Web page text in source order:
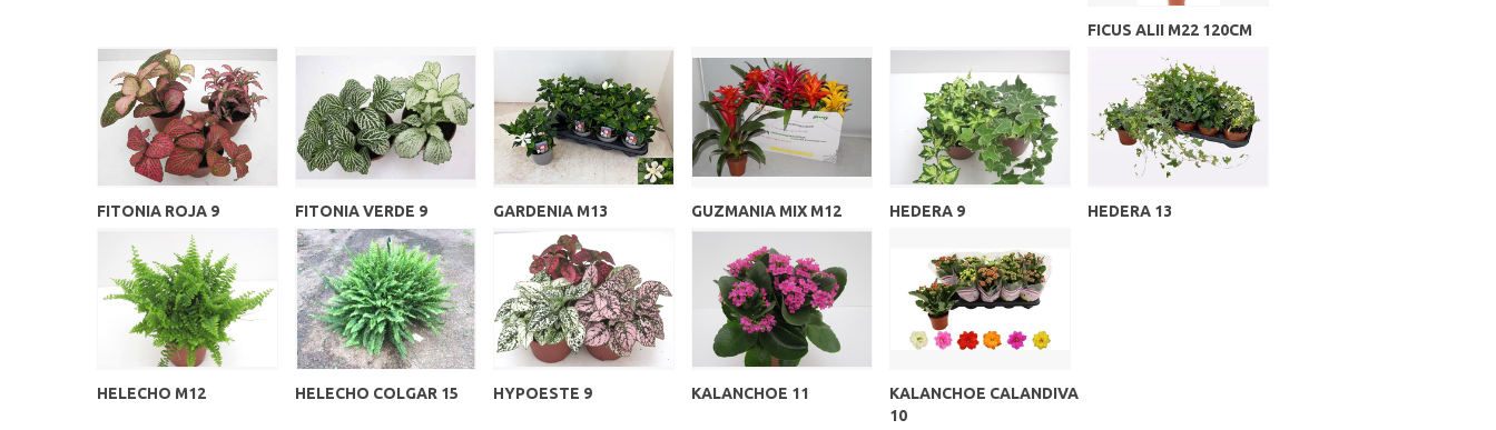
FICUS ALII M22 120CM
FITONIA ROJA 9 FITONIA VERDE 9 GARDENIA M13 GUZMANIA MIX M12 HEDERA 9 HEDERA 13
HELECHO M12 HELECHO COLGAR 15 HYPOESTE 9 KALANCHOE 11
KALANCHOE CALANDIVA
10